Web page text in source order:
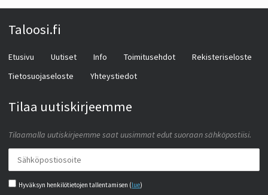
Taloosi.fi
Etusivu Uutiset Info Toimitusehdot
Rekisteriseloste
Tietosuojaseloste
Yhteystiedot
Tilaa uutiskirjeemme
Tilaamalla uutiskirjeemme saat uusimmat edut suoraan sähköpostiisi.
Hyväksyn henkilötietojen tallentamisen (lue)